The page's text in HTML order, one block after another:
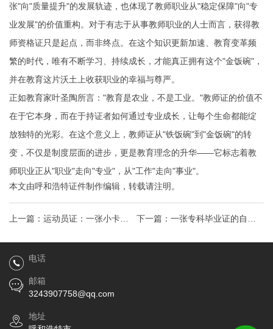
张"向"质量提升"的发展轨迹，也体现了教师职业从"稳定保障"向"专
业发展"的价值重构。对于有志于从事教师职业的人士而言，获得教
师资格证只是起点，而非终点。在这个知识更新加速、教育变革频
繁的时代，唯有不断学习、持续成长，才能真正拥有这个"金饭碗"，
并在教育这片沃土上收获职业的幸福与尊严。
正如教育家叶圣陶所言："教育是农业，不是工业。"教师证的价值不
在于它本身，而在于持证者如何通过专业成长，让每个生命都能绽
放独特的光彩。在这个意义上，教师证从"铁饭碗"到"金饭碗"的转
变，不仅是制度层面的进步，更是教育理念的升华——它标志着教
师职业正从"职业"走向"专业"，从"工作"走向"事业"。
本文由呼和浩特证件制作编辑，转载请注明。
上一篇： 运动员证：一张小卡片 下一篇： 一张专科毕业证的自
电话
邮箱
3243907758@qq.com
地址